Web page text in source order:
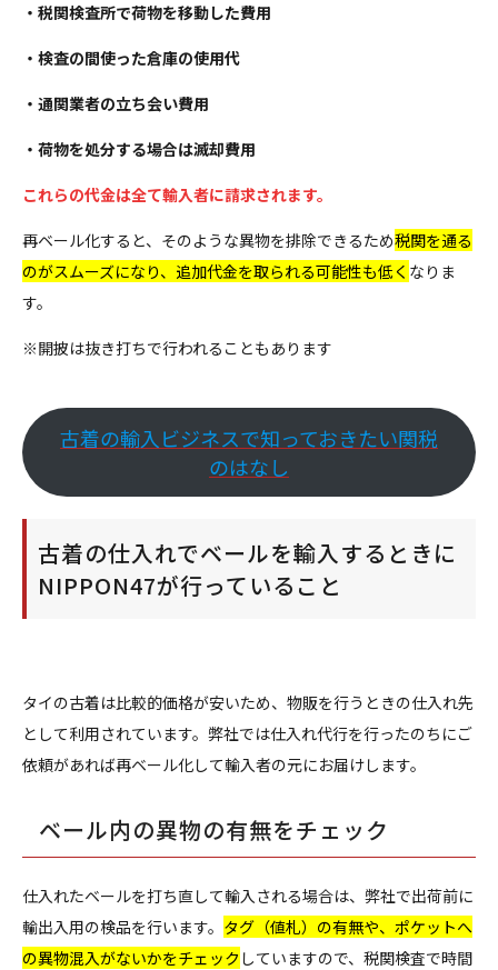
・税関検査所で荷物を移動した費用
・検査の間使った倉庫の使用代
・通関業者の立ち会い費用
・荷物を処分する場合は滅却費用
これらの代金は全て輸入者に請求されます。
再ベール化すると、そのような異物を排除できるため税関を通る
のがスムーズになり、追加代金を取られる可能性も低く なりま
す。
※開披は抜き打ちで行われることもあります
古着の輸入ビジネスで知っておきたい関税
のはなし
古着の仕入れでベールを輸入するときに
NIPPON47が行っていること
タイの古着は比較的価格が安いため、物販を行うときの仕入れ先
として利用されています。弊社では仕入れ代行を行ったのちにご
依頼があれば再ベール化して輸入者の元にお届けします。
ベール内の異物の有無をチェック
仕入れたベールを打ち直して輸入される場合は、弊社で出荷前に
輸出入用の検品を行います。 タグ（値札）の有無や、ポケットへ
の異物混入がないかをチェック していますので、税関検査で時間